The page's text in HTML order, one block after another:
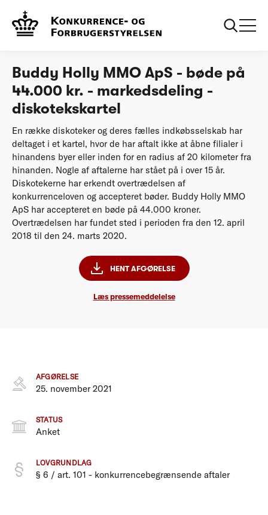
Afgørelser
markedsdeling - diskotekskartel
Buddy Holly MMO ApS - bøde på
44.000 kr. - markedsdeling -
diskotekskartel
En række diskoteker og deres fælles indkøbsselskab har
deltaget i et kartel, hvor de har aftalt ikke at åbne filialer i
hinandens byer eller inden for en radius af 20 kilometer fra
hinanden. Nogle af aftalerne har stået på i over 15 år.
Diskotekerne har erkendt overtrædelsen af
konkurrenceloven og accepteret bøder. Buddy Holly MMO
ApS har accepteret en bøde på 44.000 kroner.
Overtrædelsen har fundet sted i perioden fra den 12. april
2018 til den 24. marts 2020.
HENT AFGØRELSE
Læs pressemeddelelse
AFGØRELSE
25. november 2021
STATUS
Anket
LOVGRUNDLAG
§ 6 / art. 101 - konkurrencebegrænsende aftaler